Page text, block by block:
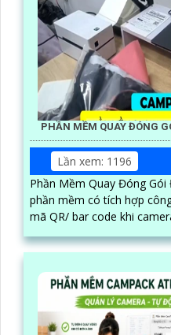
PHẦN MỀM QUAY ĐÓNG
Lần xem: 1196
Phần Mềm Quay Đóng Gói
phần mềm có tích hợp
mã QR/ bar code khi